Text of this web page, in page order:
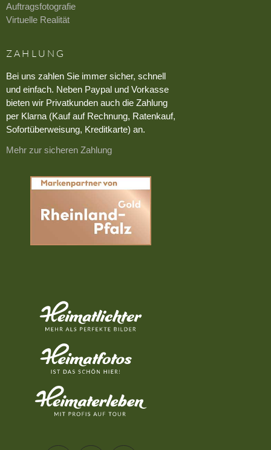
Auftragsfotografie
Virtuelle Realität
ZAHLUNG
Bei uns zahlen Sie immer sicher, schnell
und einfach. Neben Paypal und Vorkasse
bieten wir Privatkunden auch die Zahlung
per Klarna (Kauf auf Rechnung, Ratenkauf,
Sofortüberweisung, Kreditkarte) an.
Mehr zur sicheren Zahlung